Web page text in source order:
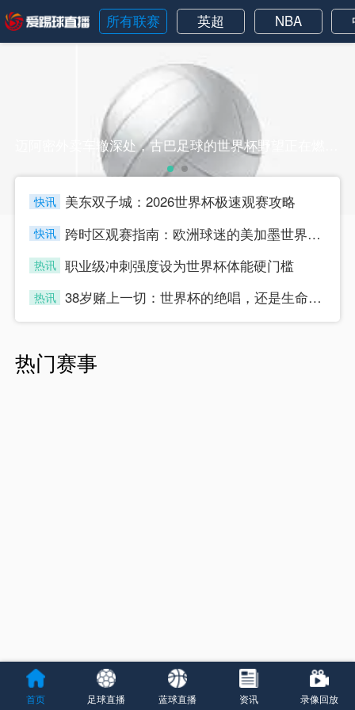
所有联赛 英超 NBA
快讯
美东双子城：2026世界杯极速观赛攻略
快讯
跨时区观赛指南：欧洲球迷的美加墨世界杯“日夜颠倒攻略”
热讯 职业级冲刺强度设为世界杯体能硬门槛
热讯
38岁赌上一切：世界杯的绝唱，还是生命的最后冲刺？
热门赛事
首页 足球直播 蓝球直播 资讯 录像回放